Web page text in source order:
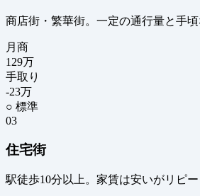
商店街・繁華街。一定の通行量と手
月商
129万
手取り
-23万
○ 標準
03
住宅街
駅徒歩10分以上。家賃は安いがリピ